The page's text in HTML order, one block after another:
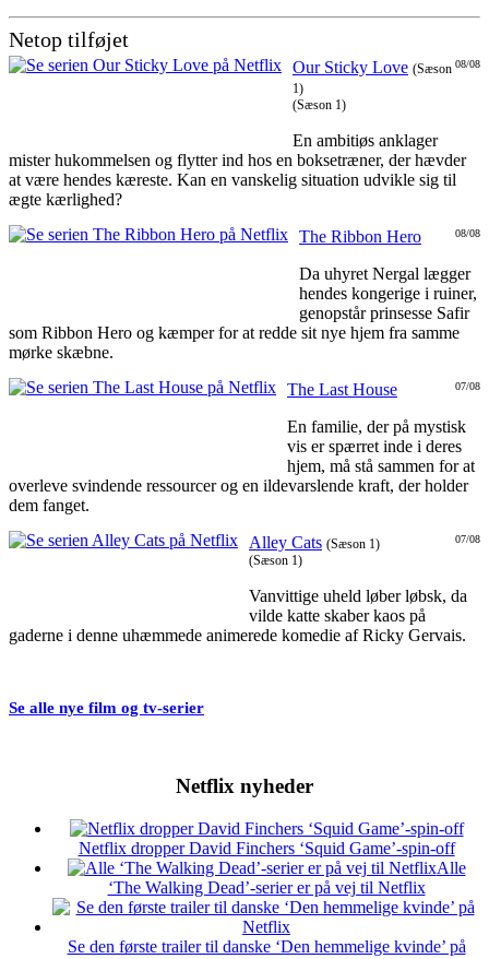
Netop tilføjet
08/08
Our Sticky Love (Sæson
1)
(Sæson 1)
En ambitiøs anklager
mister hukommelsen og flytter ind hos en boksetræner, der hævder
at være hendes kæreste. Kan en vanskelig situation udvikle sig til
ægte kærlighed?
08/08
The Ribbon Hero
Da uhyret Nergal lægger
hendes kongerige i ruiner,
genopstår prinsesse Safir
som Ribbon Hero og kæmper for at redde sit nye hjem fra samme
mørke skæbne.
07/08
The Last House
En familie, der på mystisk
vis er spærret inde i deres
hjem, må stå sammen for at
overleve svindende ressourcer og en ildevarslende kraft, der holder
dem fanget.
07/08
Alley Cats (Sæson 1)
(Sæson 1)
Vanvittige uheld løber løbsk, da
vilde katte skaber kaos på
gaderne i denne uhæmmede animerede komedie af Ricky Gervais.
Se alle nye film og tv-serier
Netflix nyheder
Netflix dropper David Finchers ‘Squid Game’-spin-off
Alle
‘The Walking Dead’-serier er på vej til Netflix
Se den første trailer til danske ‘Den hemmelige kvinde’ på